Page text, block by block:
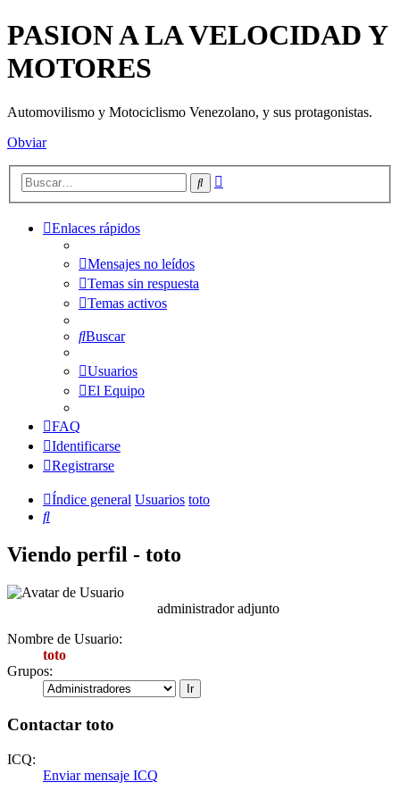
PASION A LA VELOCIDAD Y
MOTORES
Automovilismo y Motociclismo Venezolano, y sus protagonistas.
Obviar
Buscar
Enlaces rápidos
Mensajes no leídos
Temas sin respuesta
Temas activos
Buscar
Usuarios
El Equipo
FAQ
Identificarse
Registrarse
Índice general Usuarios toto
Buscar
Viendo perfil - toto
administrador adjunto
Nombre de Usuario:
toto
Grupos:
Contactar toto
ICQ:
Enviar mensaje ICQ